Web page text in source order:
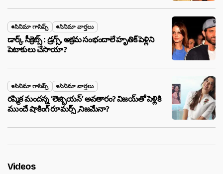
సినిమా గాసిప్స్ సినిమా వార్తలు
డార్క్ సీక్రెట్స్ : డ్రగ్స్, అక్రమ సంభందాలే హృతిక్ పెళ్లిని
పెటాకులు చేసాయా?
సినిమా గాసిప్స్ సినిమా వార్తలు
రష్మిక మందన్న ‘లెజ్బియన్’ అవతారం? విజయ్‌తో పెళ్లికి
ముందే షాకింగ్ రూమర్స్ ,నిజమేనా?
Videos